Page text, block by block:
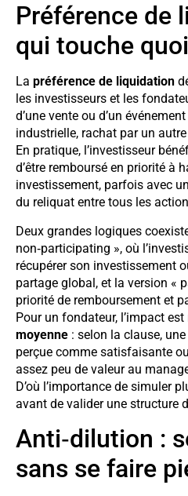
Préférence de
qui touche
La préférence de liquidation
les investisseurs et les
d’une vente ou d’un
industrielle, rachat par un
En pratique, l’investisseur
d’être remboursé en priorité à
investissement, parfois avec
du reliquat entre tous les
Deux grandes logiques
non‑participating », où
récupérer son investissement
partage global, et la version «
priorité de remboursement et
Pour un fondateur, l’impact
moyenne : selon la clause,
perçue comme satisfaisante
assez peu de valeur au
D’où l’importance de simuler
avant de valider une structure
Anti‑dilution :
sans se faire